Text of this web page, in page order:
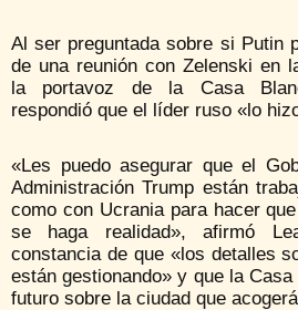
Al ser preguntada sobre si Putin
de una reunión con Zelenski en
la portavoz de la Casa
respondió que el líder ruso «lo
«Les puedo asegurar que el
Administración Trump están
como con Ucrania para hacer
se haga realidad», afirmó
constancia de que «los detalles
están gestionando» y que la
futuro sobre la ciudad que